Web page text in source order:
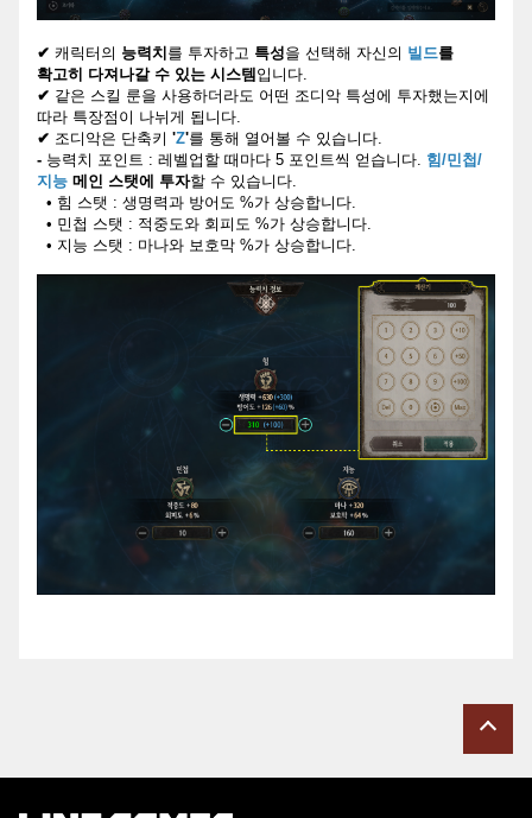
✔ 캐릭터의 능력치 를 투자하고 특성을 선택해 자신의 빌드를
확고히 다져나갈 수 있는 시스템 입니다.
✔ 같은 스킬 룬을 사용하더라도 어떤 조디악 특성에 투자했는지에
따라 특장점 이 나뉘게 됩니다.
✔ 조디악은 단축키 'Z'를 통해 열어볼 수 있습니다.
- 능력치 포인트 : 레벨업할 때마다 5 포인트씩 얻습니다. 힘/민첩/
지능 메인 스탯에 투자할 수 있습니다.
• 힘 스탯 : 생명력과 방어도 %가 상승합니다.
• 민첩 스탯 : 적중도와 회피도 %가 상승합니다.
• 지능 스탯 : 마나와 보호막 %가 상승합니다.